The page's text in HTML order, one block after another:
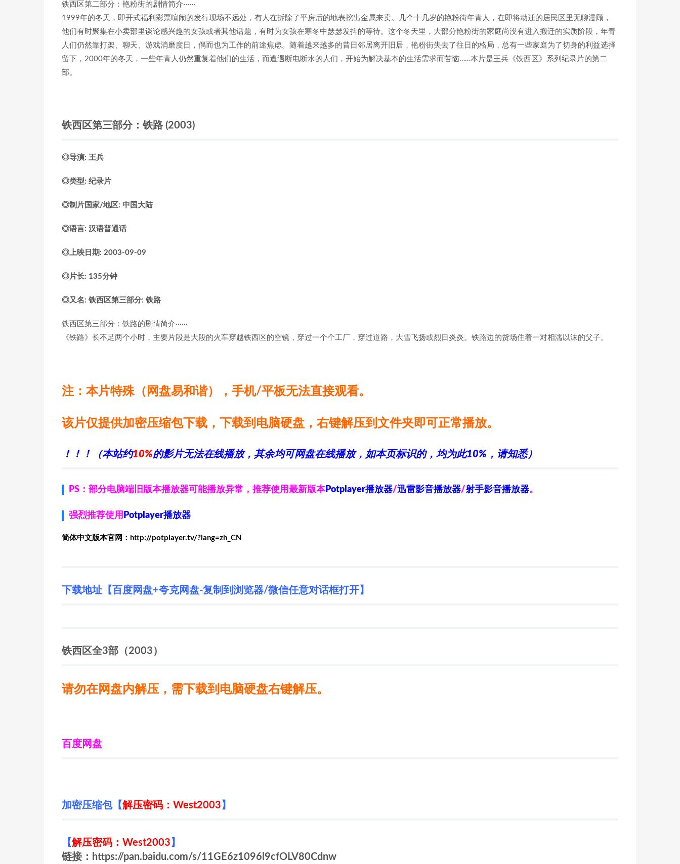
铁西区第二部分：艳粉街的剧情简介······
1999年的冬天，即开式福利彩票喧闹的发行现场不远处，有人在拆除了平房后的地表挖出金属来卖。几个十几岁的艳粉街年青人，在即将动迁的居民区里无聊漫顾，
他们有时聚集在小卖部里谈论感兴趣的女孩或者其他话题，有时为女孩在寒冬中瑟瑟发抖的等待。这个冬天里，大部分艳粉街的家庭尚没有进入搬迁的实质阶段，年青
人们仍然靠打架、聊天、游戏消磨度日，偶而也为工作的前途焦虑。随着越来越多的昔日邻居离开旧居，艳粉街失去了往日的格局，总有一些家庭为了切身的利益选择
留下，2000年的冬天，一些年青人仍然重复着他们的生活，而遭遇断电断水的人们，开始为解决基本的生活需求而苦恼……本片是王兵《铁西区》系列纪录片的第二
部。
铁西区第三部分：铁路 (2003)
◎导演: 王兵
◎类型: 纪录片
◎制片国家/地区: 中国大陆
◎语言: 汉语普通话
◎上映日期: 2003-09-09
◎片长: 135分钟
◎又名: 铁西区第三部分: 铁路
铁西区第三部分：铁路的剧情简介······
《铁路》长不足两个小时，主要片段是大段的火车穿越铁西区的空镜，穿过一个个工厂，穿过道路，大雪飞扬或烈日炎炎。铁路边的货场住着一对相濡以沫的父子。
注：本片特殊（网盘易和谐），手机/平板无法直接观看。
该片仅提供加密压缩包下载，下载到电脑硬盘，右键解压到文件夹即可正常播放。
！！！（本站约10%的影片无法在线播放，其余均可网盘在线播放，如本页标识的，均为此10%，请知悉）
PS：部分电脑端旧版本播放器可能播放异常，推荐使用最新版本Potplayer播放器/迅雷影音播放器/射手影音播放器。
强烈推荐使用 Potplayer播放器
简体中文版本官网：http://potplayer.tv/?lang=zh_CN
下载地址【百度网盘+夸克网盘-复制到浏览器/微信任意对话框打开】
铁西区全3部（2003）
请勿在网盘内解压，需下载到电脑硬盘右键解压。
百度网盘
加密压缩包【解压密码：West2003 】
【解压密码：West2003 】
链接：https://pan.baidu.com/s/11GE6z1096l9cfOLV80Cdnw